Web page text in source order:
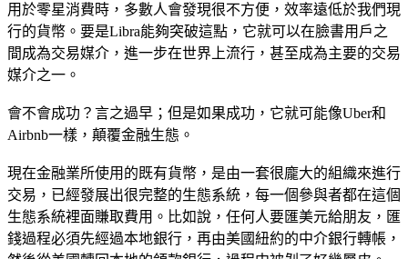
用於零星消費時，多數人會發現很不方便，效率遠低於我們現
行的貨幣。要是Libra能夠突破這點，它就可以在臉書用戶之
間成為交易媒介，進一步在世界上流行，甚至成為主要的交易
媒介之一。
會不會成功？言之過早；但是如果成功，它就可能像Uber和
Airbnb一樣，顛覆金融生態。
現在金融業所使用的既有貨幣，是由一套很龐大的組織來進行
交易，已經發展出很完整的生態系統，每一個參與者都在這個
生態系統裡面賺取費用。比如說，任何人要匯美元給朋友，匯
錢過程必須先經過本地銀行，再由美國紐約的中介銀行轉帳，